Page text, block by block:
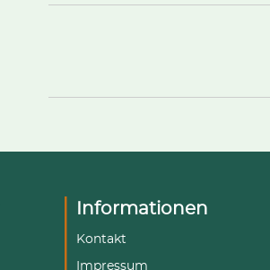
Informationen
Kontakt
Impressum